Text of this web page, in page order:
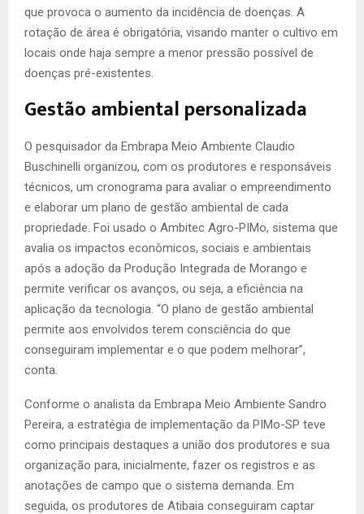
que provoca o aumento da incidência de doenças. A
rotação de área é obrigatória, visando manter o cultivo em
locais onde haja sempre a menor pressão possível de
doenças pré-existentes.
Gestão ambiental personalizada
O pesquisador da Embrapa Meio Ambiente Claudio
Buschinelli organizou, com os produtores e responsáveis
técnicos, um cronograma para avaliar o empreendimento
e elaborar um plano de gestão ambiental de cada
propriedade. Foi usado o Ambitec Agro-PIMo, sistema que
avalia os impactos econômicos, sociais e ambientais
após a adoção da Produção Integrada de Morango e
permite verificar os avanços, ou seja, a eficiência na
aplicação da tecnologia. “O plano de gestão ambiental
permite aos envolvidos terem consciência do que
conseguiram implementar e o que podem melhorar”,
conta.
Conforme o analista da Embrapa Meio Ambiente Sandro
Pereira, a estratégia de implementação da PIMo-SP teve
como principais destaques a união dos produtores e sua
organização para, inicialmente, fazer os registros e as
anotações de campo que o sistema demanda. Em
seguida, os produtores de Atibaia conseguiram captar